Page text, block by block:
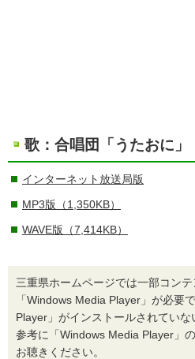
歌：合唱団「うたおに」
インターネット放送局版
MP3版（1,350KB）
WAVE版（7,414KB）
三重県ホームページでは一部コンテ
「Windows Media Player」が必要
Player」がインストールされてい
参考に「Windows Media Player」
お聴きください。